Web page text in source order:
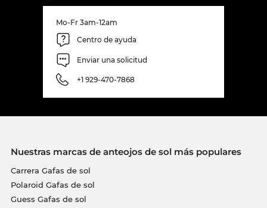
Mo-Fr 3am-12am
Centro de ayuda
Enviar una solicitud
+1 929-470-7868
Nuestras marcas de anteojos de sol más populares
Carrera Gafas de sol
Polaroid Gafas de sol
Guess Gafas de sol